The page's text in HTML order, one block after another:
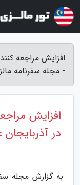
- مجله سفرنامه
در آذربایجان
به گزارش مجله